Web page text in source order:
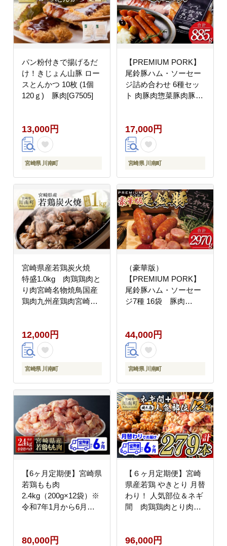
パン粉付きで揚げるだ
け！きじょん山豚 ロー
スとんかつ 10枚 (1個
120ｇ) 豚肉[G7505]
13,000円
宮崎県 川南町
【PREMIUM PORK】
尾鈴豚ハム・ソーセー
ジ詰め合わせ 6種セッ
ト 肉豚肉惣菜豚肉豚国
豚肉 [C09209]
17,000円
宮崎県 川南町
宮崎県産若鶏炭火焼
特盛1.0kg 肉鶏鶏肉と
り肉宮崎名物焼鳥国産
鶏肉九州産鶏肉宮崎県
12,000円
宮崎県 川南町
（豪華版）
【PREMIUM PORK】
尾鈴豚ハム・ソーセー
ジ7種 16袋 豚肉
44,000円
宮崎県 川南町
【6ヶ月定期便】宮崎県
若鶏もも肉
2.4kg（200g×12袋）※
令和7年1月から6月発
け 】[C06906t6]
80,000円
【６ヶ月定期便】宮崎
県産若鶏 やきとり 月替
わり！ 人気部位＆ネギ
間 肉鶏鶏肉とり肉国
とりグランピングBBQ
96,000円